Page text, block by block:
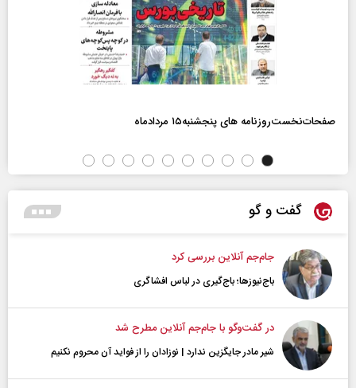
صفحات‌نخست‌روزنامه ها‌ی پنجشنبه‌۱۵ مردادماه
گفت و گو
جام‌جم آنلاین بررسی کرد
باج‌نیوزها؛ باج‌گیری در لباس افشاگری
در گفت‌و‌گو با جام‌جم آنلاین مطرح شد
شیر مادر جایگزین ندارد | نوزادان را از فواید آن محروم نکنیم